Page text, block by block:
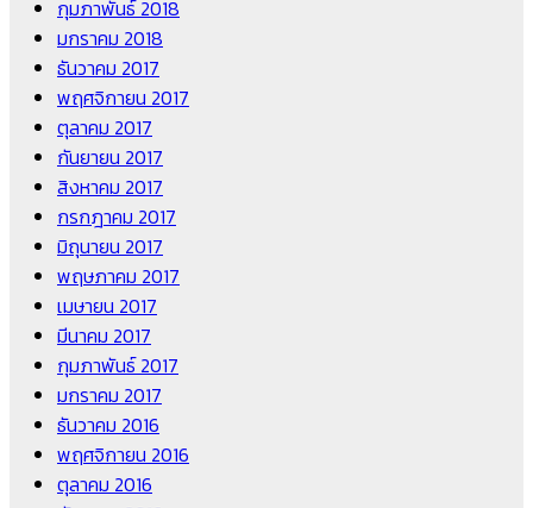
กุมภาพันธ์ 2018
มกราคม 2018
ธันวาคม 2017
พฤศจิกายน 2017
ตุลาคม 2017
กันยายน 2017
สิงหาคม 2017
กรกฎาคม 2017
มิถุนายน 2017
พฤษภาคม 2017
เมษายน 2017
มีนาคม 2017
กุมภาพันธ์ 2017
มกราคม 2017
ธันวาคม 2016
พฤศจิกายน 2016
ตุลาคม 2016